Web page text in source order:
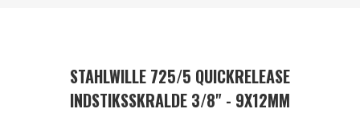
STAHLWILLE 725/5 QUICKRELEASE
INDSTIKSSKRALDE 3/8" - 9X12MM